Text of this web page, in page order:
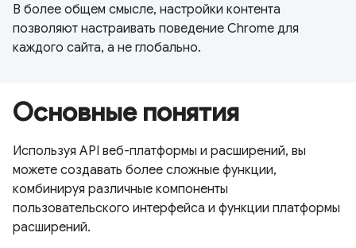
В более общем смысле, настройки контента
позволяют настраивать поведение Chrome для
каждого сайта, а не глобально.
Основные понятия
Используя API веб-платформы и расширений, вы
можете создавать более сложные функции,
комбинируя различные компоненты
пользовательского интерфейса и функции платформы
расширений.